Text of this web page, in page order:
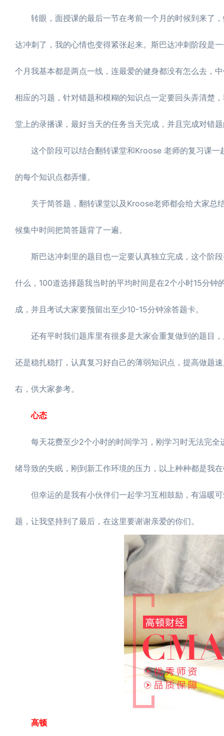
转眼，面授课的最后一节在考前一个月的时候到来了，
达冲刺了，我的心情也变得紧张起来。斯巴达冲刺阶段是
个月我基本都是两点一线，连最爱的健身都没有怎么去，
相应的习题，针对错题和模糊的知识点一定要回头弄清楚
堂上的录播课，最好当天的任务当天完成，并且完成对错
这个阶段可以结合翻转课堂和Kroose 老师的复习课一
的每个知识点都弄懂。
关于简答题，翻转课堂以及Kroose老师都会给大家总
候集中时间把简答题背了一遍。
斯巴达冲刺里的题目也一定要认真独立完成，这个阶段
什么，100道选择题我当时的平均时间是在2个小时15分钟
成，并且考试大家要预留出至少10-15分钟涂答题卡。
还有平时我们题库里有很多是大家会重复做到的题目，
还是稳扎稳打，认真复习好自己的薄弱知识点，提高做题
右，供大家参考。
心态
每天花费至少2个小时的时间学习，刚学习时无法完全
绪导致的失眠，刚到新工作环境的压力，以上种种都是我
但幸运的是我有小伙伴们一起学习互相鼓励，有温暖可
题，让我坚持到了最后，在这里要谢谢亲爱的你们。
高顿